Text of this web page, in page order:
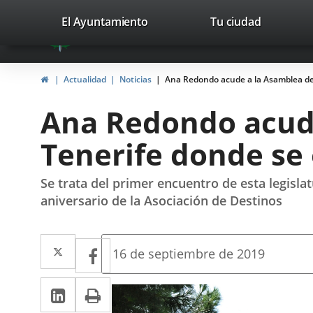
Portal
Web
del
Valladolid
avaTop
valladolid.es
El Ayuntamiento Tu ciudad
HomeActualidad Noticias Ana Redondo acude a la Asamblea
Ana Redondo
Tenerife donde
Se trata del primer encuentro de esta
aniversario de la Asociación de Destinos
Twitter
Enlace
a
una
Facebook
Enlace
a
una
Linkedin
EnlacePrint
Fecha
la
noticia
16 de septiembre de 2019